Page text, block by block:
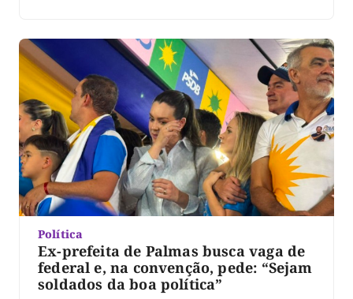
mais próximo da população. Diante da militância
reunida no estacionamento […]
Política
Ex-prefeita de Palmas busca vaga de
federal e, na convenção, pede: “Sejam
soldados da boa política”